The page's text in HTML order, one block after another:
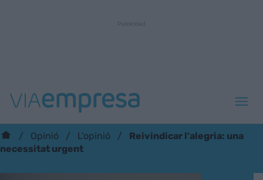
Opinió L'opinió
Reivindicar l'alegria: una
necessitat urgent